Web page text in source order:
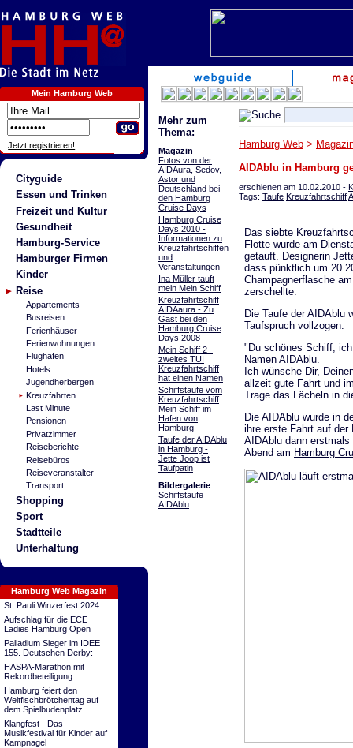
Mein Hamburg Web
Jetzt registrieren!
Cityguide
Essen und Trinken
Freizeit und Kultur
Gesundheit
Hamburg-Service
Hamburger Firmen
Kinder
Reise
Appartements
Busreisen
Ferienhäuser
Ferienwohnungen
Flughafen
Hotels
Jugendherbergen
Kreuzfahrten
Last Minute
Pensionen
Privatzimmer
Reiseberichte
Reisebüros
Reiseveranstalter
Transport
Shopping
Sport
Stadtteile
Unterhaltung
Hamburg Web Magazin
St. Pauli Winzerfest 2024
Aufschlag für die ECE
Ladies Hamburg Open
Palladium Sieger im IDEE
155. Deutschen Derby:
HASPA-Marathon mit
Rekordbeteiligung
Hamburg feiert den
Weltfischbrötchentag auf
dem Spielbudenplatz
Klangfest - Das
Musikfestival für Kinder auf
Kampnagel
Mehr zum
Thema:
Magazin
Fotos von der
AIDAura, Sedov,
Astor und
Deutschland bei
den Hamburg
Cruise Days
Hamburg Cruise
Days 2010 -
Informationen zu
Kreuzfahrtschiffen
und
Veranstaltungen
Ina Müller tauft
mein Mein Schiff
Kreuzfahrtschiff
AIDAaura - Zu
Gast bei den
Hamburg Cruise
Days 2008
Mein Schiff 2 -
zweites TUI
Kreuzfahrtschiff
hat einen Namen
Schiffstaufe vom
Kreuzfahrtschiff
Mein Schiff im
Hafen von
Hamburg
Taufe der AIDAblu
in Hamburg -
Jette Joop ist
Taufpatin
Bildergalerie
Schiffstaufe
AIDAblu
Hamburg Web >
AIDAblu in Hamburg
erschienen am 10.02.2010 -
Tags: Taufe Kreuzfahrtschiff
Das siebte
Flotte wurde am
getauft. Designerin
dass pünktlich um
Champagnerflasche
zerschellte.
Die Taufe der AIDAblu
Taufspruch vollzogen:
"Du schönes Schiff,
Namen AIDAblu.
Ich wünsche Dir,
allzeit gute Fahrt und
Trage das Lächeln in
Die AIDAblu wurde in
ihre erste Fahrt auf der
AIDAblu dann
Abend am Hamburg